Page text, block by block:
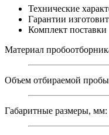
Технические
Гарантии
Комплект поставки
Материал
Объем отбираемой
Габаритные размеры,